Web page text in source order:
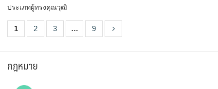
ประเภทผู้ทรงคุณวุฒิ
1 2 3 … 9
กฎหมาย